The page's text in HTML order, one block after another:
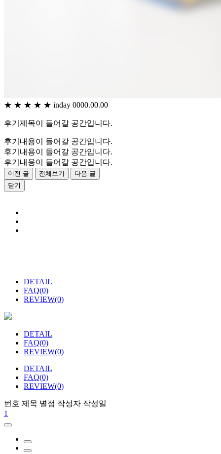
★ ★ ★ ★ ★ inday 0000.00.00
후기제목이 들어갈 공간입니다.
후기내용이 들어갈 공간입니다.
후기내용이 들어갈 공간입니다.
후기내용이 들어갈 공간입니다.
이전 글 전체보기
다음 글
닫기
DETAIL
FAQ(0)
REVIEW(0)
DETAIL
FAQ(0)
REVIEW(0)
DETAIL
FAQ(0)
REVIEW(0)
번호 제목 별점 작성자 작성일
1